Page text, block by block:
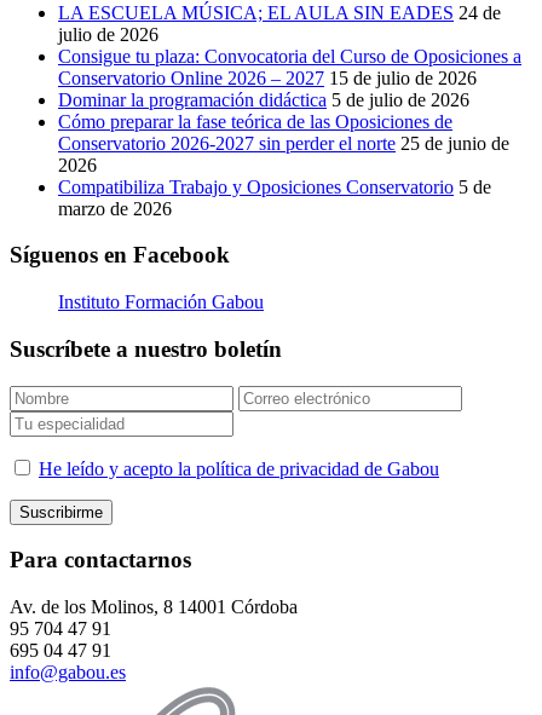
LA ESCUELA MÚSICA; EL AULA SIN EADES 24 de
julio de 2026
Consigue tu plaza: Convocatoria del Curso de Oposiciones a
Conservatorio Online 2026 – 2027 15 de julio de 2026
Dominar la programación didáctica 5 de julio de 2026
Cómo preparar la fase teórica de las Oposiciones de
Conservatorio 2026-2027 sin perder el norte 25 de junio de
2026
Compatibiliza Trabajo y Oposiciones Conservatorio 5 de
marzo de 2026
Síguenos en Facebook
Instituto Formación Gabou
Suscríbete a nuestro boletín
He leído y acepto la política de privacidad de Gabou
Para contactarnos
Av. de los Molinos, 8 14001 Córdoba
95 704 47 91
695 04 47 91
info@gabou.es